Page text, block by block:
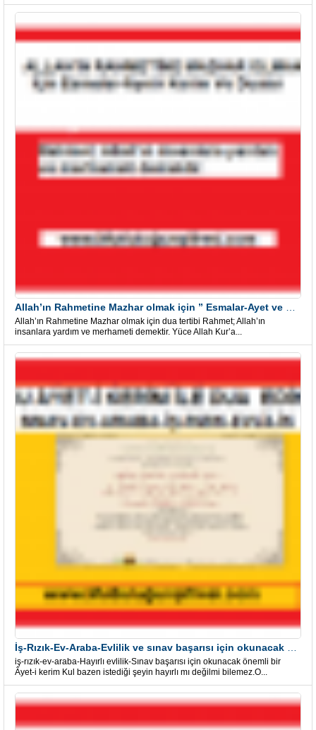
Allah’ın Rahmetine Mazhar olmak için dua tertibi Rahmet; Allah’ın
insanlara yardım ve merhameti demektir. Yüce Allah Kur’a...
iş-rızık-ev-araba-Hayırlı evlilik-Sınav başarısı için okunacak önemli bir
Âyet-i kerim Kul bazen istediği şeyin hayırlı mı değilmi bilemez.O...